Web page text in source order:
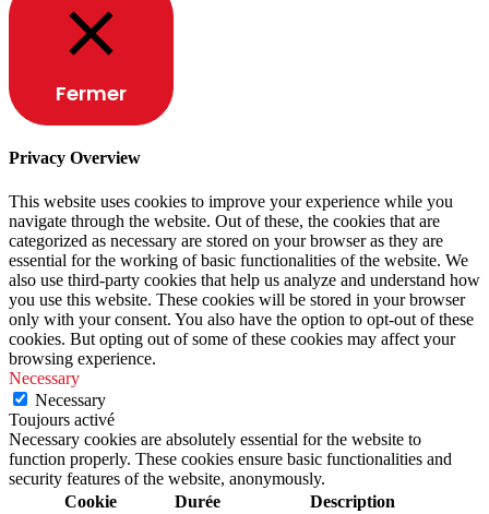
Fermer
Privacy Overview
This website uses cookies to improve your experience while you
navigate through the website. Out of these, the cookies that are
categorized as necessary are stored on your browser as they are
essential for the working of basic functionalities of the website. We
also use third-party cookies that help us analyze and understand how
you use this website. These cookies will be stored in your browser
only with your consent. You also have the option to opt-out of these
cookies. But opting out of some of these cookies may affect your
browsing experience.
Necessary
Necessary
Toujours activé
Necessary cookies are absolutely essential for the website to
function properly. These cookies ensure basic functionalities and
security features of the website, anonymously.
Cookie
Durée Description